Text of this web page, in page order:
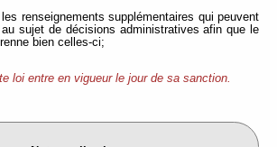
renseignements supplémentaires qui peuvent
sujet de décisions administratives afin que le
bien celles-ci;
loi entre en vigueur le jour de sa sanction.